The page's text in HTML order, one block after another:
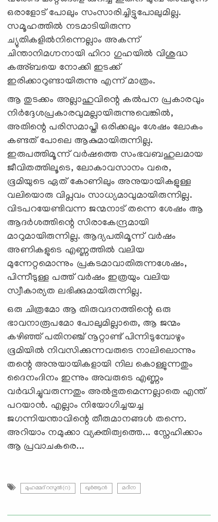
ഒരാളോട് പോലും സംസാരിച്ചിട്ടുപോലുമില്ല.
സമൂഹത്തില്‍ നടമാടിയിരുന്ന
ച്യുതികളില്‍നിന്നെല്ലാം അകന്ന്
ചിന്താനിമഗ്നനായി ഹിറാ ഗുഹയില്‍ വിശുദ്ധ
കഅ്ബയെ നോക്കി ഇടക്ക്
ഇരിക്കാറുണ്ടായിരുന്നു എന്ന് മാത്രം.
ആ തുടക്കം അല്ലാഹുവിന്റെ കല്‍പന പ്രകാരവും
നിര്‍ദ്ദേശപ്രകാരവുമല്ലായിരുന്നുവെങ്കില്‍,
അതിന്റെ പരിസമാപ്തി ഒരിക്കലും ശേഷം ലോകം
കണ്ടത് പോലെ ആകുമായിരുന്നില്ല.
ഇരുപത്തിമൂന്ന് വര്‍ഷത്തെ സംഭവബഹുലമായ
ജീവിതത്തിലൂടെ, ലോകാവസാനം വരെ,
ഭൂമിയുടെ ഏത് കോണിലും അനുയായികളുള്ള
വലിയൊരു വിപ്ലവം സാധ്യമാവുമായിരുന്നില്ല.
വിടപറയേണ്ടിവന്ന ജന്മനാട് തന്നെ ശേഷം ആ
ആദര്‍ശത്തിന്റെ സിരാകേന്ദ്രമായി
മാറുമായിരുന്നില്ല. ആദ്യപതിമൂന്ന് വര്‍ഷം
അണികളുടെ എണ്ണത്തില്‍ വലിയ
മുന്നേറ്റമൊന്നും പ്രകടമാവാതിരുന്നശേഷം,
പിന്നീടുള്ള പത്ത് വര്‍ഷം ഇത്രയും വലിയ
സ്വീകാര്യത ലഭിക്കുമായിരുന്നില്ല.
ഒരു ചിത്രമോ ആ തിരുവദനത്തിന്റെ ഒരു
ഭാവനാരൂപമോ പോലുമില്ലാതെ, ആ ജന്മം
കഴിഞ്ഞ് പതിനഞ്ച് നൂറ്റാണ്ട് പിന്നിടുമ്പോഴും
ഭൂമിയില്‍ നിവസിക്കുന്നവരുടെ നാലിലൊന്നും
തന്റെ അനുയായികളായി നില കൊള്ളുന്നതും
ദൈനംദിനം ഇന്നും അവരുടെ എണ്ണം
വര്‍ദ്ധിച്ചുവരുന്നതും അല്‍ഭുതമെന്നല്ലാതെ എന്ത്
പറയാന്‍. എല്ലാം നിയോഗിച്ചയച്ച
ജഗന്നിയന്താവിന്റെ തീരുമാനങ്ങള്‍ തന്നെ.
അറിയാം നമുക്കാ വ്യക്തിത്വത്തെ... സ്നേഹിക്കാം
ആ പ്രവാചകരെ...
മുഹമ്മദ് റസൂൽ(റ) ഖുര്‍ആന്‍ മദീന